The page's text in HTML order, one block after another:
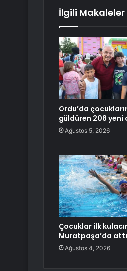
İlgili Makaleler
Ordu’da
güldüren 208 yeni
Ağustos 5, 2026
Çocuklar ilk
Muratpaşa’da attı
Ağustos 4, 2026